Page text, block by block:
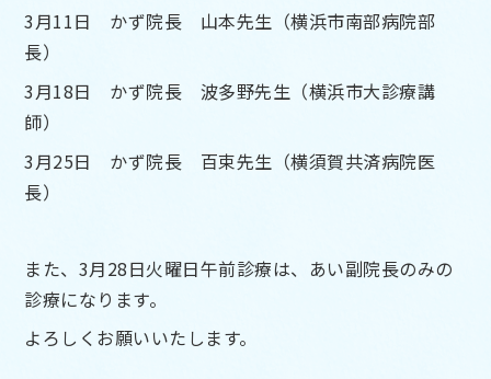
3月11日 かず院長 山本先生（横浜市南部病院部
長）
3月18日 かず院長 波多野先生（横浜市大診療講
師）
3月25日 かず院長 百束先生（横須賀共済病院医
長）
また、3月28日火曜日午前診療は、あい副院長のみの
診療になります。
よろしくお願いいたします。